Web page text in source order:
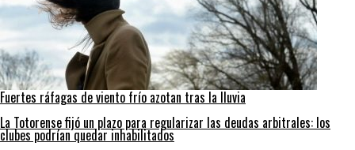
Fuertes ráfagas de viento frío azotan tras la lluvia
La Totorense fijó un plazo para regularizar las deudas arbitrales: los
clubes podrían quedar inhabilitados